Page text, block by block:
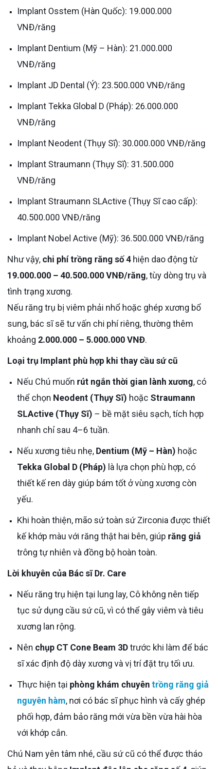
Implant Osstem (Hàn Quốc): 19.000.000
VNĐ/răng
Implant Dentium (Mỹ – Hàn): 21.000.000
VNĐ/răng
Implant JD Dental (Ý): 23.500.000 VNĐ/răng
Implant Tekka Global D (Pháp): 26.000.000
VNĐ/răng
Implant Neodent (Thụy Sĩ): 30.000.000 VNĐ/răng
Implant Straumann (Thụy Sĩ): 31.500.000
VNĐ/răng
Implant Straumann SLActive (Thụy Sĩ cao cấp):
40.500.000 VNĐ/răng
Implant Nobel Active (Mỹ): 36.500.000 VNĐ/răng
Như vậy, chi phí trồng răng số 4 hiện dao động từ
19.000.000 – 40.500.000 VNĐ/răng, tùy dòng trụ và
tình trạng xương.
Nếu răng trụ bị viêm phải nhổ hoặc ghép xương bổ
sung, bác sĩ sẽ tư vấn chi phí riêng, thường thêm
khoảng 2.000.000 – 5.000.000 VNĐ.
Loại trụ Implant phù hợp khi thay cầu sứ cũ
Nếu Chú muốn rút ngắn thời gian lành xương, có
thể chọn Neodent (Thụy Sĩ) hoặc Straumann
SLActive (Thụy Sĩ) – bề mặt siêu sạch, tích hợp
nhanh chỉ sau 4–6 tuần.
Nếu xương tiêu nhẹ, Dentium (Mỹ – Hàn) hoặc
Tekka Global D (Pháp) là lựa chọn phù hợp, có
thiết kế ren dày giúp bám tốt ở vùng xương còn
yếu.
Khi hoàn thiện, mão sứ toàn sứ Zirconia được thiết
kế khớp màu với răng thật hai bên, giúp răng giả
trông tự nhiên và đồng bộ hoàn toàn.
Lời khuyên của Bác sĩ Dr. Care
Nếu răng trụ hiện tại lung lay, Cô không nên tiếp
tục sử dụng cầu sứ cũ, vì có thể gây viêm và tiêu
xương lan rộng.
Nên chụp CT Cone Beam 3Dtrước khi làm để bác
sĩ xác định độ dày xương và vị trí đặt trụ tối ưu.
Thực hiện tại phòng khám chuyên trồng răng giả
nguyên hàm, nơi có bác sĩ phục hình và cấy ghép
phối hợp, đảm bảo răng mới vừa bền vừa hài hòa
với khớp cắn.
Chú Nam yên tâm nhé, cầu sứ cũ có thể được tháo